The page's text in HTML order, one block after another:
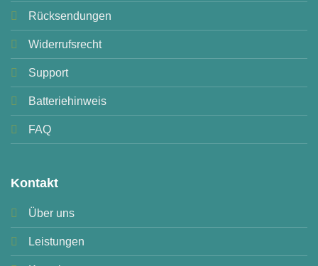
Rücksendungen
Widerrufsrecht
Support
Batteriehinweis
FAQ
Kontakt
Über uns
Leistungen